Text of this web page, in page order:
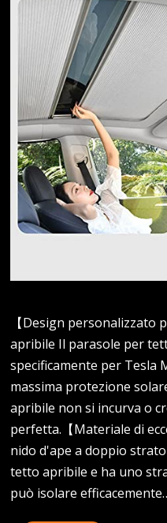
【Design personalizzato
apribile Il parasole per
specificamente per Tesla
massima protezione
apribile non si incurva o
perfetta.【Materiale di
nido d'ape a doppio
tetto apribile e ha uno
può isolare